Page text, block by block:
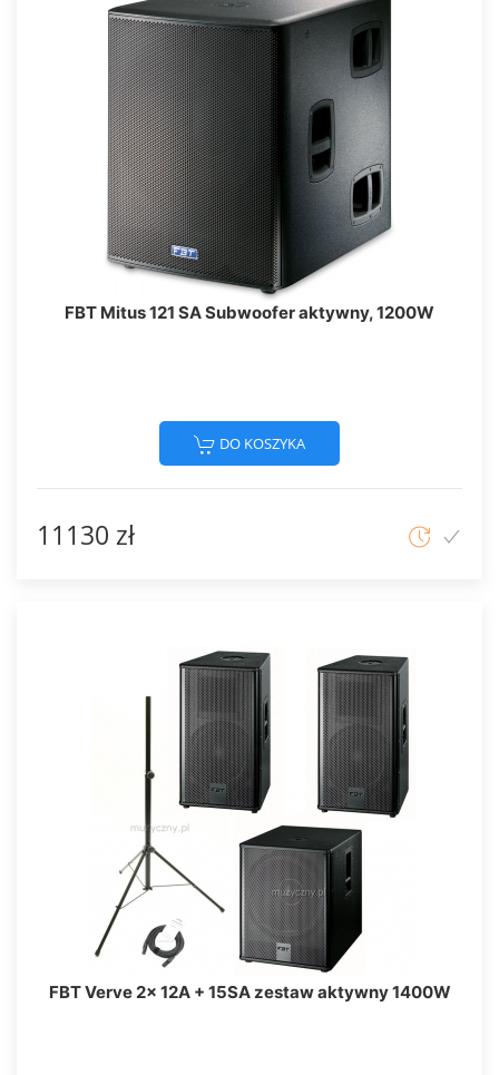
FBT Mitus 121 SA Subwoofer aktywny, 1200W
DO KOSZYKA
11130 zł
FBT Verve 2x 12A + 15SA zestaw aktywny 1400W